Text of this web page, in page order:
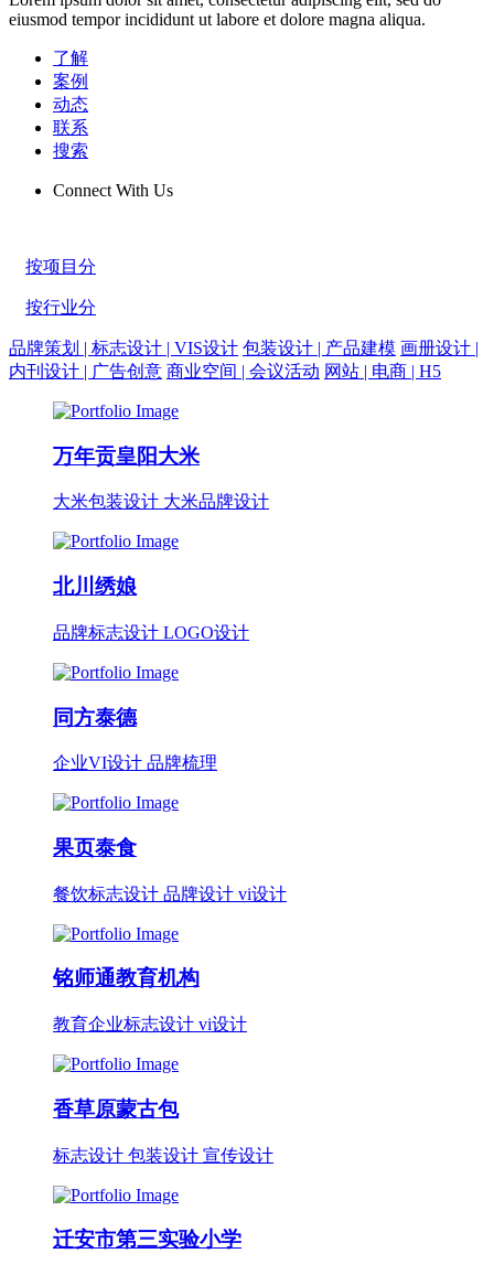
eiusmod tempor incididunt ut labore et dolore magna aliqua.
了解
案例
动态
联系
搜索
Connect With Us
按项目分
按行业分
品牌策划 | 标志设计 | VIS设计 包装设计 | 产品建模 画册设计 |
内刊设计 | 广告创意 商业空间 | 会议活动 网站 | 电商 | H5
万年贡皇阳大米
大米包装设计 大米品牌设计
北川绣娘
品牌标志设计 LOGO设计
同方泰德
企业VI设计 品牌梳理
果页泰食
餐饮标志设计 品牌设计 vi设计
铭师通教育机构
教育企业标志设计 vi设计
香草原蒙古包
标志设计 包装设计 宣传设计
迁安市第三实验小学